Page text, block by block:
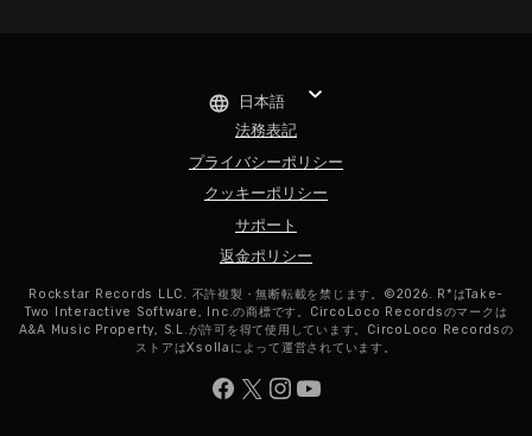
法務表記
プライバシーポリシー
クッキーポリシー
サポート
返金ポリシー
Rockstar Records LLC. 不許複製・無断転載を禁じます。©2026. R*はTake-
Two Interactive Software, Inc.の商標です。CircoLoco Recordsのマークは
A&A Music Property, S.L.が許可を得て使用しています。CircoLoco Recordsの
ストアはXsollaによって運営されています。
日本語